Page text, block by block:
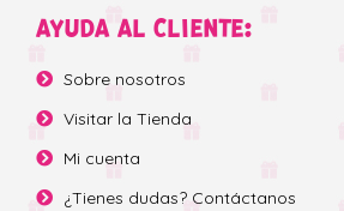
AYUDA AL CLIENTE:
Sobre nosotros
Visitar la Tienda
Mi cuenta
¿Tienes dudas? Contáctanos